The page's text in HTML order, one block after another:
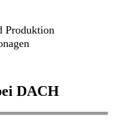
Produktion
DACH